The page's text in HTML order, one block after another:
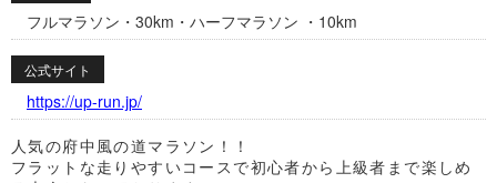
フルマラソン・30km・ハーフマラソン ・10km
公式サイト
https://up-run.jp/
人気の府中風の道マラソン！！
フラットな走りやすいコースで初心者から上級者まで楽しめ